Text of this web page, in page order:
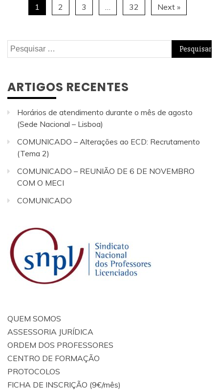
1 2 3 32 Next »
Pesquisar
por:
ARTIGOS RECENTES
Horários de atendimento durante o mês de agosto
(Sede Nacional – Lisboa)
COMUNICADO – Alterações ao ECD: Recrutamento
(Tema 2)
COMUNICADO – REUNIÃO DE 6 DE NOVEMBRO
COM O MECI
COMUNICADO
QUEM SOMOS
ASSESSORIA JURÍDICA
ORDEM DOS PROFESSORES
CENTRO DE FORMAÇÃO
PROTOCOLOS
FICHA DE INSCRIÇÃO (9€/mês)